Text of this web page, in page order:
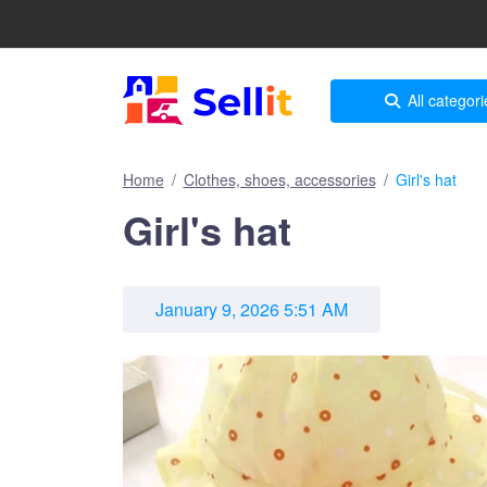
All
Home Clothes, shoes, accessories Girl's hat
Girl's hat
January 9, 2026 5:51 AM